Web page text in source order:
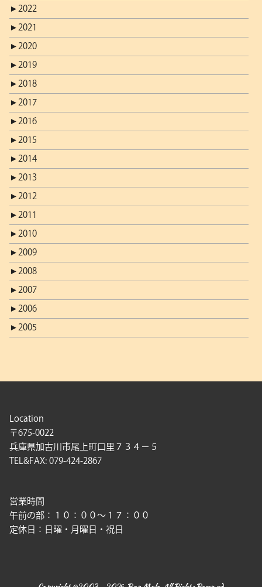
► 2022
► 2021
► 2020
► 2019
► 2018
► 2017
► 2016
► 2015
► 2014
► 2013
► 2012
► 2011
► 2010
► 2009
► 2008
► 2007
► 2006
► 2005
Location
〒675-0022
兵庫県加古川市尾上町口里７３４－５
TEL&FAX: 079-424-2867
営業時間
午前の部：１０：００〜１７：００
定休日：日曜・月曜日・祝日